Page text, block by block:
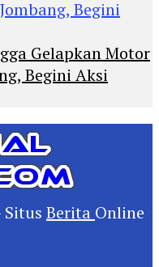
Gelapkan Motor
Begini Aksi
Situs Berita Online